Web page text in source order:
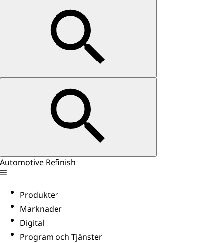
Automotive Refinish
Produkter
Marknader
Digital
Program och Tjänster